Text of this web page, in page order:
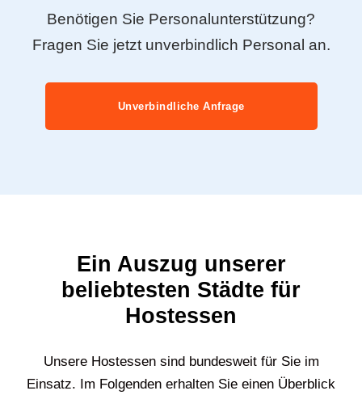
Benötigen Sie Personalunterstützung?
Fragen Sie jetzt unverbindlich Personal an.
Unverbindliche Anfrage
Ein Auszug unserer
beliebtesten Städte für
Hostessen
Unsere Hostessen sind bundesweit für Sie im
Einsatz. Im Folgenden erhalten Sie einen Überblick